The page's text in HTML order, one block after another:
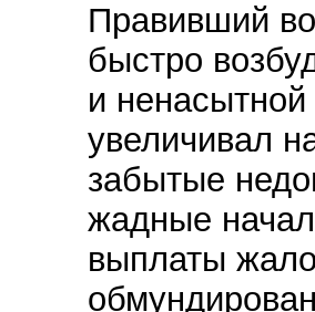
Правивший
быстро
и
увеличивал
забытые
жадные
выплаты